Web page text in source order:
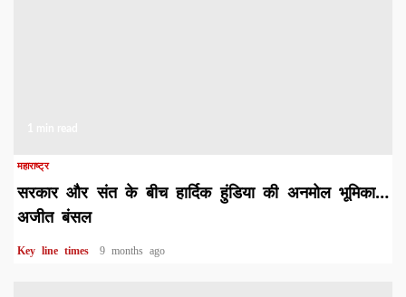
महाराष्ट्र
सरकार और संत के बीच हार्दिक हुंडिया की अनमोल भूमिका…
अजीत बंसल
Key line times 9 months ago